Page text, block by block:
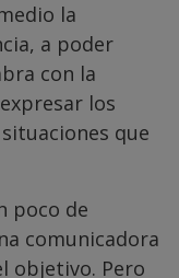
la
a poder
con la
los
que
poco de
comunicadora
objetivo. Pero